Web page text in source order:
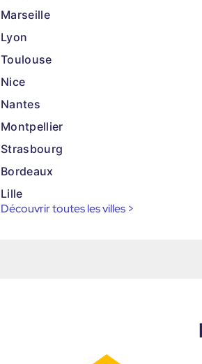
Marseille
Lyon
Toulouse
Nice
Nantes
Montpellier
Strasbourg
Bordeaux
Lille
Découvrir toutes les villes >